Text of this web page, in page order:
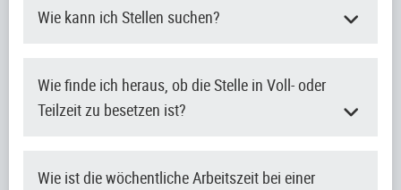
Wie kann ich Stellen suchen?
Wie finde ich heraus, ob die Stelle in Voll- oder
Teilzeit zu besetzen ist?
Wie ist die wöchentliche Arbeitszeit bei einer